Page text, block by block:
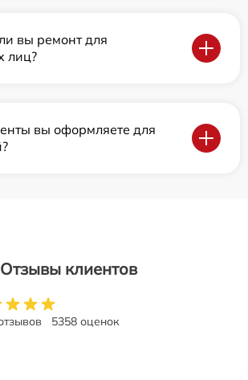
вы ремонт для
лиц?
вы оформляете для
Отзывы клиентов
5358 оценок